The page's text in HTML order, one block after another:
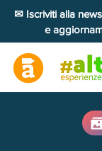
✉ Iscriviti alla
e